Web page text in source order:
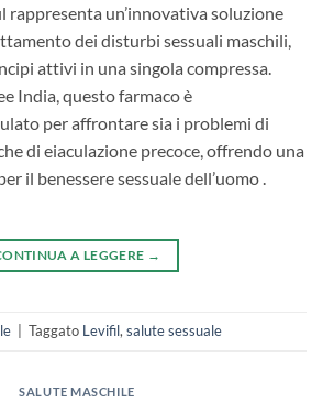
rappresenta un’innovativa soluzione
dei disturbi sessuali maschili,
attivi in una singola compressa.
India, questo farmaco è
per affrontare sia i problemi di
di eiaculazione precoce, offrendo una
il benessere sessuale dell’uomo .
A LEGGERE →
Taggato Levifil, salute sessuale
SALUTE MASCHILE